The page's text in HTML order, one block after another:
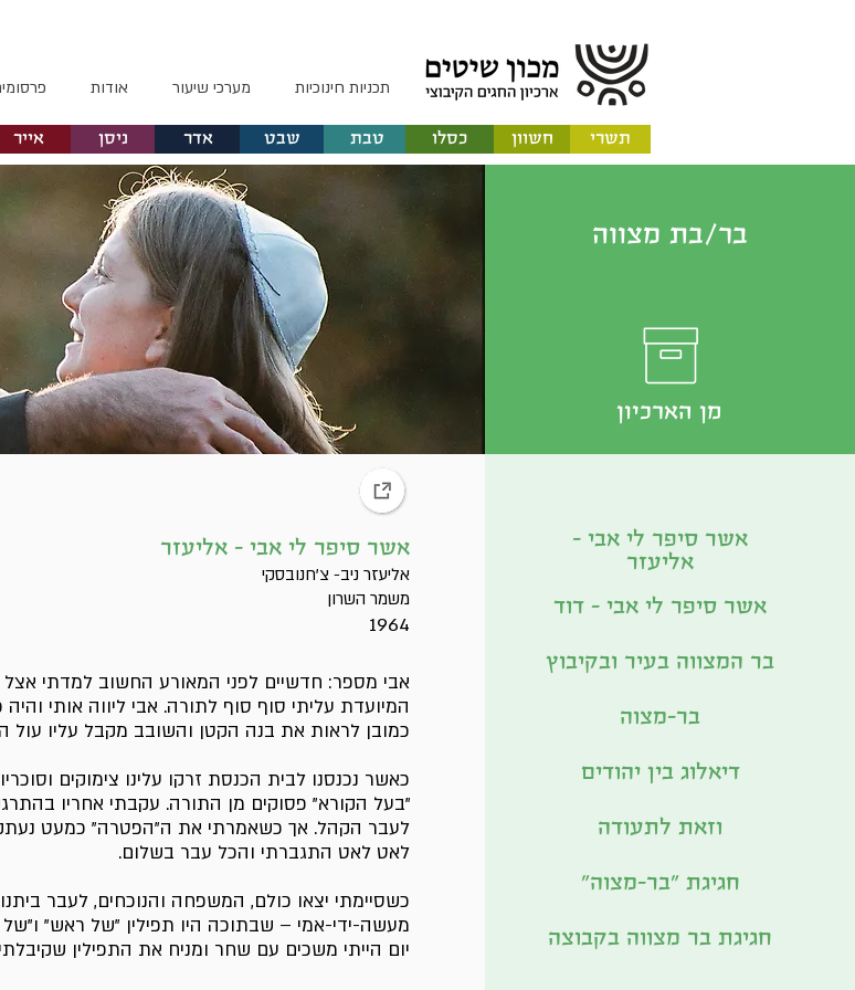
תכניות חינוכיות מערכי שיעור אודות
ניסן אדר טבת שבט חשוון תשרי כסלו אייר
בר/בת מצווה
מן הארכיון
אשר סיפר לי אבי - אליעזר
אליעזר ניב- צ'חנובסקי
משמר השרון
1964
אבי מספר: חדשיים לפני המאורע החשוב למדתי
המיועדת עליתי סוף סוף לתורה. אבי ליווה אותי
כמובן לראות את בנה הקטן והשובב מקבל עליו
כאשר נכנסנו לבית הכנסת זרקו עלינו צימוקים
"בעל הקורא" פסוקים מן התורה. עקבתי אחריו
לעבר הקהל. אך כשאמרתי את ה"הפטרה" כמעט
לאט לאט התגברתי והכל עבר בשלום.
כשסיימתי יצאו כולם, המשפחה והנוכחים, לעבר
מעשה-ידי-אמי – שבתוכה היו תפילין "של ראש" ו"של
יום הייתי משכים עם שחר ומניח את התפילין
אשר סיפר לי אבי -
אליעזר
אשר סיפר לי אבי - דוד
בר המצווה בעיר ובקיבוץ
בר-מצוה
דיאלוג בין יהודים
וזאת לתעודה
חגיגת "בר-מצוה"
חגיגת בר מצווה בקבוצה